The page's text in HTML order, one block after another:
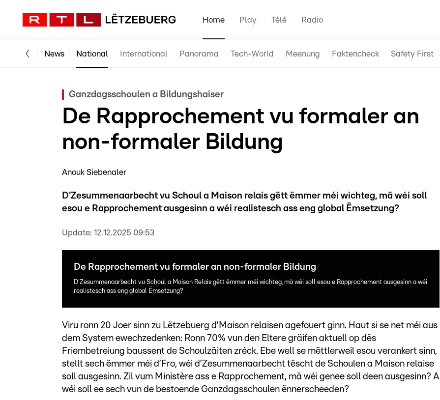
Home Play Télé Radio
News National International Panorama Tech-World Meenung Faktencheck Safety First
Ganzdagsschoulen a Bildungshaiser
De Rapprochement vu formaler an
non-formaler Bildung
Anouk Siebenaler
D'Zesummenaarbecht vu Schoul a Maison relais gëtt ëmmer méi wichteg, mä wéi soll
esou e Rapprochement ausgesinn a wéi realistesch ass eng global Ëmsetzung?
Update: 12.12.2025 09:53
De Rapprochement vu formaler an non-formaler Bildung
D'Zesummenaarbecht vu Schoul a Maison Relais gëtt ëmmer méi wichteg, mä wéi soll esou e Rapprochement ausgesinn a wéi
realistesch ass eng global Ëmsetzung?
Viru ronn 20 Joer sinn zu Lëtzebuerg d’Maison relaisen agefouert ginn. Haut si se net méi aus
dem System ewechzedenken: Ronn 70% vun den Eltere gräifen aktuell op dës
Friembetreiung baussent de Schoulzäiten zréck. Ebe well se mëttlerweil esou verankert sinn,
stellt sech ëmmer méi d’Fro, wéi d’Zesummenaarbecht tëscht de Schoulen a Maison relaise
soll ausgesinn. Zil vum Ministère ass e Rapprochement, mä wéi genee soll deen ausgesinn? A
wéi soll ee sech vun de bestoende Ganzdagsschoulen ënnerscheeden?